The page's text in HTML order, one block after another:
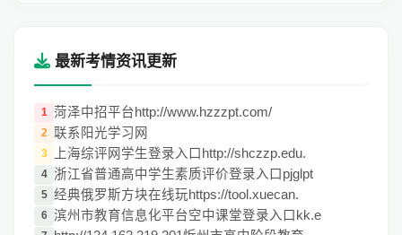
最新考情资讯更新
1 菏泽中招平台http://www.hzzzpt.com/
2 联系阳光学习网
3 上海综评网学生登录入口http://shczzp.edu.
4 浙江省普通高中学生素质评价登录入口pjglpt
5 经典俄罗斯方块在线玩https://tool.xuecan.
6 滨州市教育信息化平台空中课堂登录入口kk.e